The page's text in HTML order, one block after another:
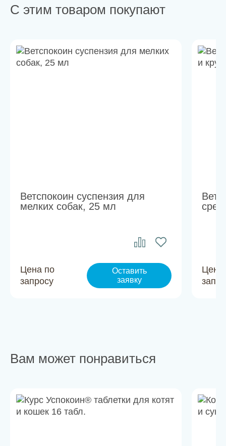
С этим товаром покупают
Ветспокоин суспензия для
мелких собак, 25 мл
Цена по
запросу
Оставить
заявку
Цена
Вам может понравиться